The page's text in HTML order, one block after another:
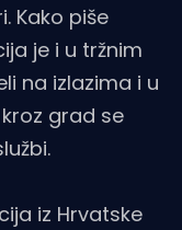
Kako piše
je i u tržnim
na izlazima i u
grad se
iz Hrvatske